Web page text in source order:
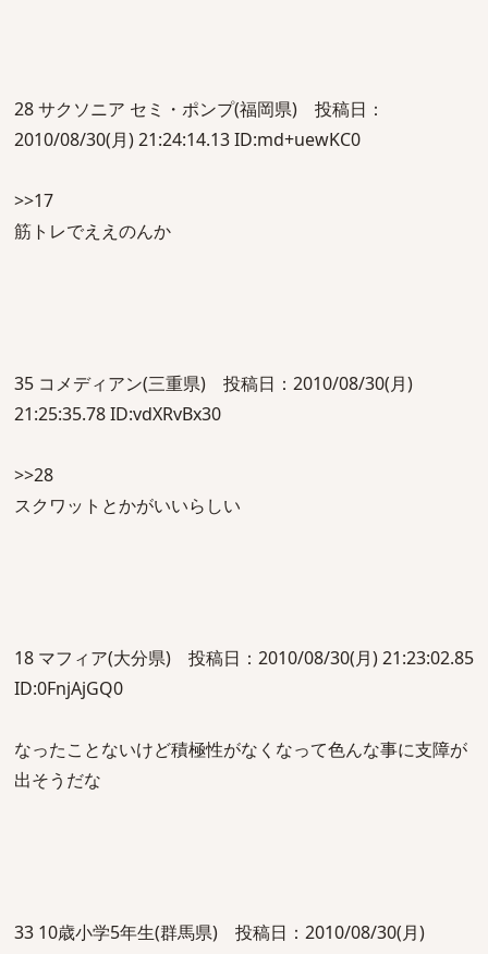
28 サクソニア セミ・ポンプ(福岡県) 投稿日：
2010/08/30(月) 21:24:14.13 ID:md+uewKC0
>>17
筋トレでええのんか
35 コメディアン(三重県) 投稿日：2010/08/30(月)
21:25:35.78 ID:vdXRvBx30
>>28
スクワットとかがいいらしい
18 マフィア(大分県) 投稿日：2010/08/30(月) 21:23:02.85
ID:0FnjAjGQ0
なったことないけど積極性がなくなって色んな事に支障が
出そうだな
33 10歳小学5年生(群馬県) 投稿日：2010/08/30(月)